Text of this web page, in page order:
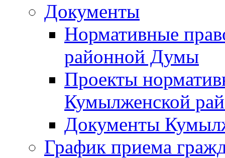
Документы
Нормативные
районной Думы
Проекты
Кумылженской
Документы
График приема